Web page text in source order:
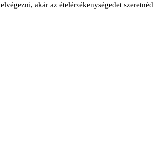
akár az ételérzékenységedet